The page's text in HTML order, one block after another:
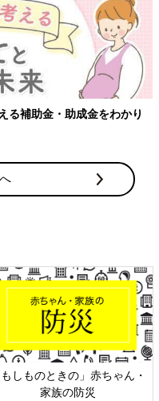
る補助金・助成金をわかり
もしものときの」赤ちゃん・
家族の防災